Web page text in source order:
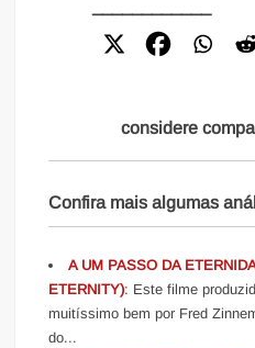
considere
Confira mais algumas
A UM PASSO DA
ETERNITY): Este filme
muitíssimo bem por Fred
do...